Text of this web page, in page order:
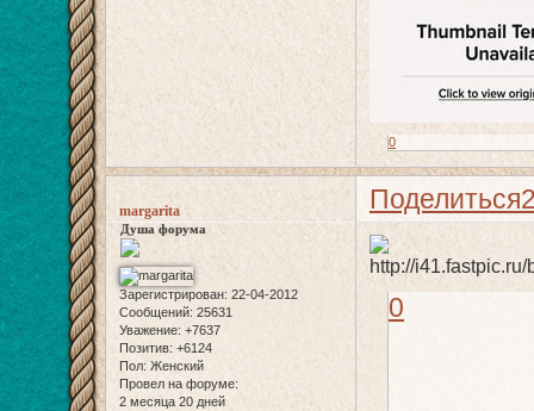
0
Поделиться
margarita
Душа форума
Зарегистрирован: 22-04-2012
Сообщений: 25631
Уважение: +7637
Позитив: +6124
Пол: Женский
Провел на форуме:
2 месяца 20 дней
0